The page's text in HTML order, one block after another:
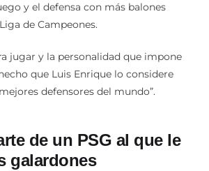
y el defensa con más balones
de Campeones.
jugar y la personalidad que impone
que Luis Enrique lo considere
defensores del mundo”.
de un PSG al que le
galardones